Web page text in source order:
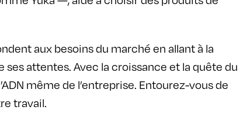
aux besoins du marché en allant à la
attentes. Avec la croissance et la quête du
même de l’entreprise. Entourez-vous de
travail.